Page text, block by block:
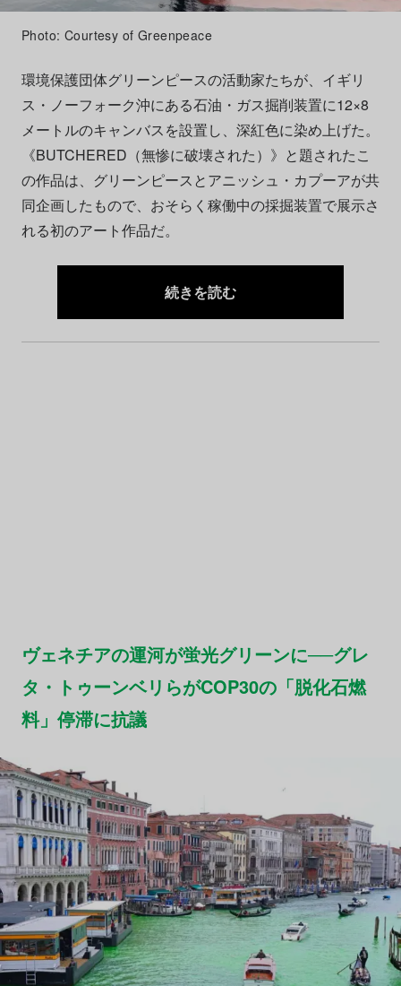
Photo: Courtesy of Greenpeace
環境保護団体グリーンピースの活動家たちが、イギリ
ス・ノーフォーク沖にある石油・ガス掘削装置に12×8
メートルのキャンバスを設置し、深紅色に染め上げた。
《BUTCHERED（無惨に破壊された）》と題されたこ
の作品は、グリーンピースとアニッシュ・カプーアが共
同企画したもので、おそらく稼働中の採掘装置で展示さ
れる初のアート作品だ。
続きを読む
ヴェネチアの運河が蛍光グリーンに──グレ
タ・トゥーンベリらがCOP30の「脱化石燃
料」停滞に抗議